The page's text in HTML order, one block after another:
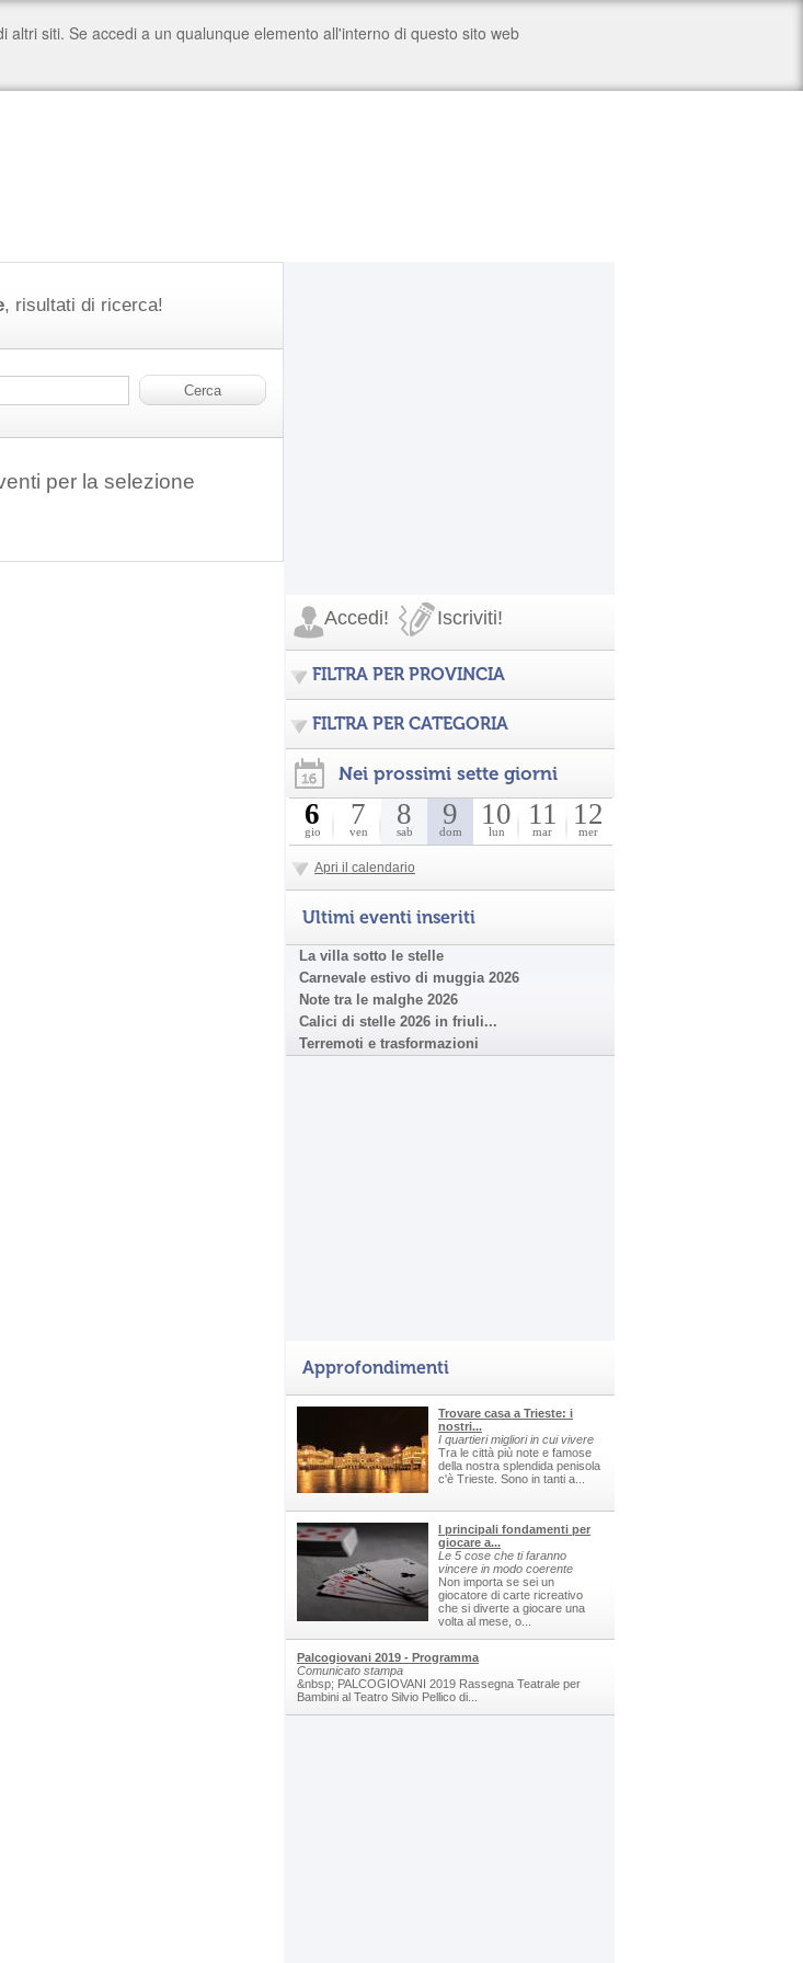
, risultati di ricerca!
per la selezione
Accedi! Iscriviti!
FILTRA PER PROVINCIA
FILTRA PER CATEGORIA
Nei prossimi sette giorni
6
gio
7
ven
8
sab
9
dom
10
lun
11
mar
12
mer
Apri il calendario
Ultimi eventi inseriti
La villa sotto le stelle
Carnevale estivo di muggia 2026
Note tra le malghe 2026
Calici di stelle 2026 in friuli...
Terremoti e trasformazioni
Approfondimenti
Trovare casa a Trieste: i
nostri...
I quartieri migliori in cui vivere
Tra le città più note e famose
della nostra splendida penisola
c'è Trieste. Sono in tanti a...
I principali fondamenti per
giocare a...
Le 5 cose che ti faranno
vincere in modo coerente
Non importa se sei un
giocatore di carte ricreativo
che si diverte a giocare una
volta al mese, o...
Palcogiovani 2019 - Programma
Comunicato stampa
&nbsp; PALCOGIOVANI 2019 Rassegna Teatrale per
Bambini al Teatro Silvio Pellico di...